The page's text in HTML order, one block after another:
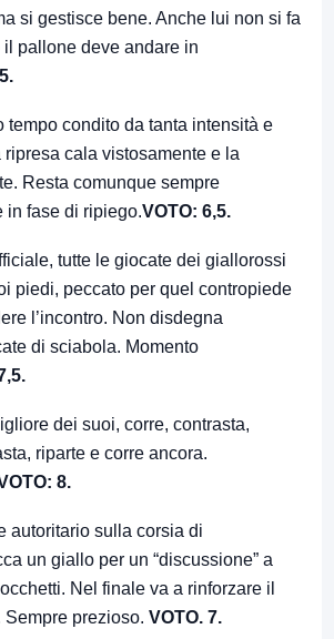
si gestisce bene. Anche lui non si fa
pallone deve andare in
tempo condito da tanta intensità e
cala vistosamente e la
Resta comunque sempre
in fase di ripiego.VOTO: 6,5.
tutte le giocate dei giallorossi
piedi, peccato per quel contropiede
l’incontro. Non disdegna
di sciabola. Momento
dei suoi, corre, contrasta,
riparte e corre ancora.
8.
autoritario sulla corsia di
un giallo per un “discussione” a
Nel finale va a rinforzare il
Sempre prezioso. VOTO. 7.